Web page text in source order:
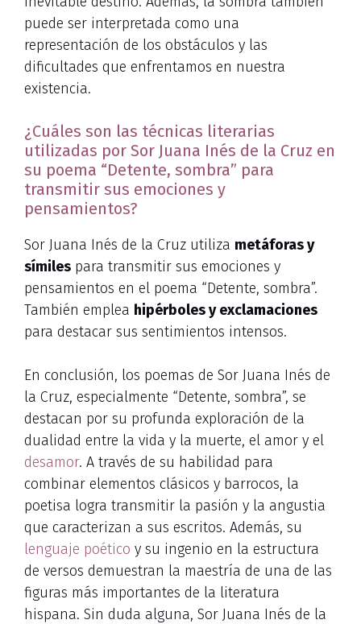
puede ser interpretada como una
representación de los obstáculos y las
dificultades que enfrentamos en nuestra
existencia.
¿Cuáles son las técnicas literarias
utilizadas por Sor Juana Inés de la Cruz en
su poema “Detente, sombra” para
transmitir sus emociones y
pensamientos?
Sor Juana Inés de la Cruz utiliza metáforas y
símiles para transmitir sus emociones y
pensamientos en el poema “Detente, sombra”.
También emplea hipérboles y exclamaciones
para destacar sus sentimientos intensos.
En conclusión, los poemas de Sor Juana Inés de
la Cruz, especialmente “Detente, sombra”, se
destacan por su profunda exploración de la
dualidad entre la vida y la muerte, el amor y el
desamor. A través de su habilidad para
combinar elementos clásicos y barrocos, la
poetisa logra transmitir la pasión y la angustia
que caracterizan a sus escritos. Además, su
lenguaje poético y su ingenio en la estructura
de versos demuestran la maestría de una de las
figuras más importantes de la literatura
hispana. Sin duda alguna, Sor Juana Inés de la